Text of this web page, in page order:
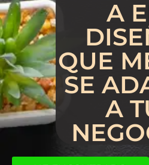
A
QUE
SE
A